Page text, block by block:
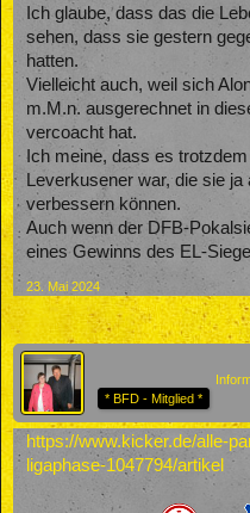
Ich glaube, dass das die
sehen, dass sie gestern
hatten.
Vielleicht auch, weil sich
m.M.n. ausgerechnet in
vercoacht hat.
Ich meine, dass es
Leverkusener war, die sie
verbessern können.
Auch wenn der DFB-
eines Gewinns des EL-
23. Mai 2024
* BFD - Mitglied *
https://www.kicker.de/alle-
ligaphase-1047794/artikel